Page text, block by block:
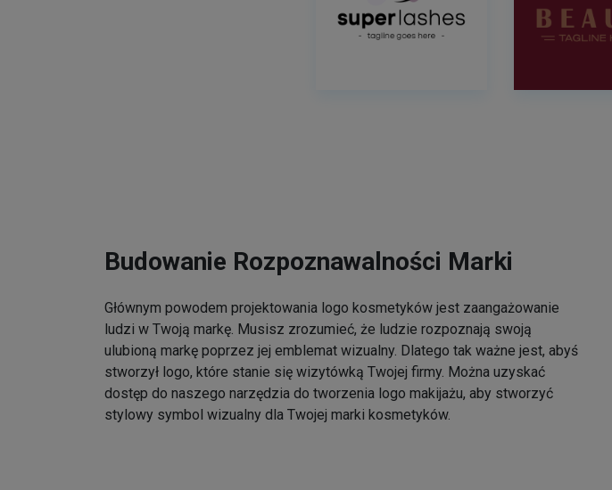
Budowanie Rozpoznawalności Marki
Głównym powodem projektowania logo kosmetyków jest zaangażowanie
ludzi w Twoją markę. Musisz zrozumieć, że ludzie rozpoznają swoją
ulubioną markę poprzez jej emblemat wizualny. Dlatego tak ważne jest, abyś
stworzył logo, które stanie się wizytówką Twojej firmy. Można uzyskać
dostęp do naszego narzędzia do tworzenia logo makijażu, aby stworzyć
stylowy symbol wizualny dla Twojej marki kosmetyków.